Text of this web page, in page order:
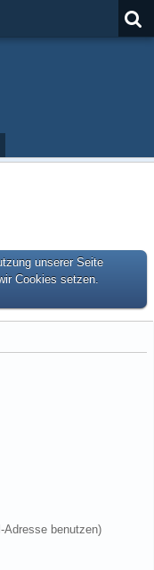
unserer Seite
Cookies setzen.
benutzen)